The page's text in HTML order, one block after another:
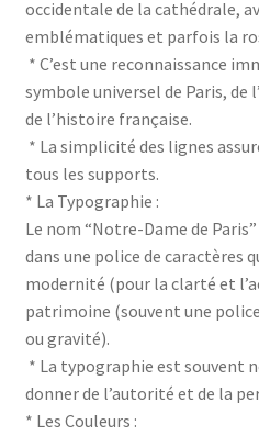
occidentale de la cathédrale,
emblématiques et parfois la
* C’est une reconnaissance
symbole universel de Paris,
de l’histoire française.
* La simplicité des lignes
tous les supports.
* La Typographie :
Le nom “Notre-Dame de
dans une police de caractères
modernité (pour la clarté et
patrimoine (souvent une
ou gravité).
* La typographie est souvent
donner de l’autorité et de la
* Les Couleurs :